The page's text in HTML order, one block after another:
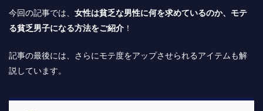
今回の記事では、 女性は貧乏な男性に何を求めているのか、モテ
る貧乏男子になる方法をご紹介 ！
記事の最後には、さらにモテ度をアップさせられるアイテムも解
説しています。